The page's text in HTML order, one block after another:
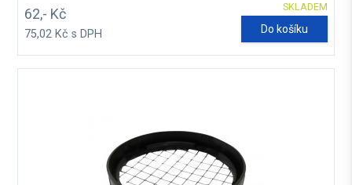
SKLADEM
62,- Kč
75,02 Kč s DPH Do košíku